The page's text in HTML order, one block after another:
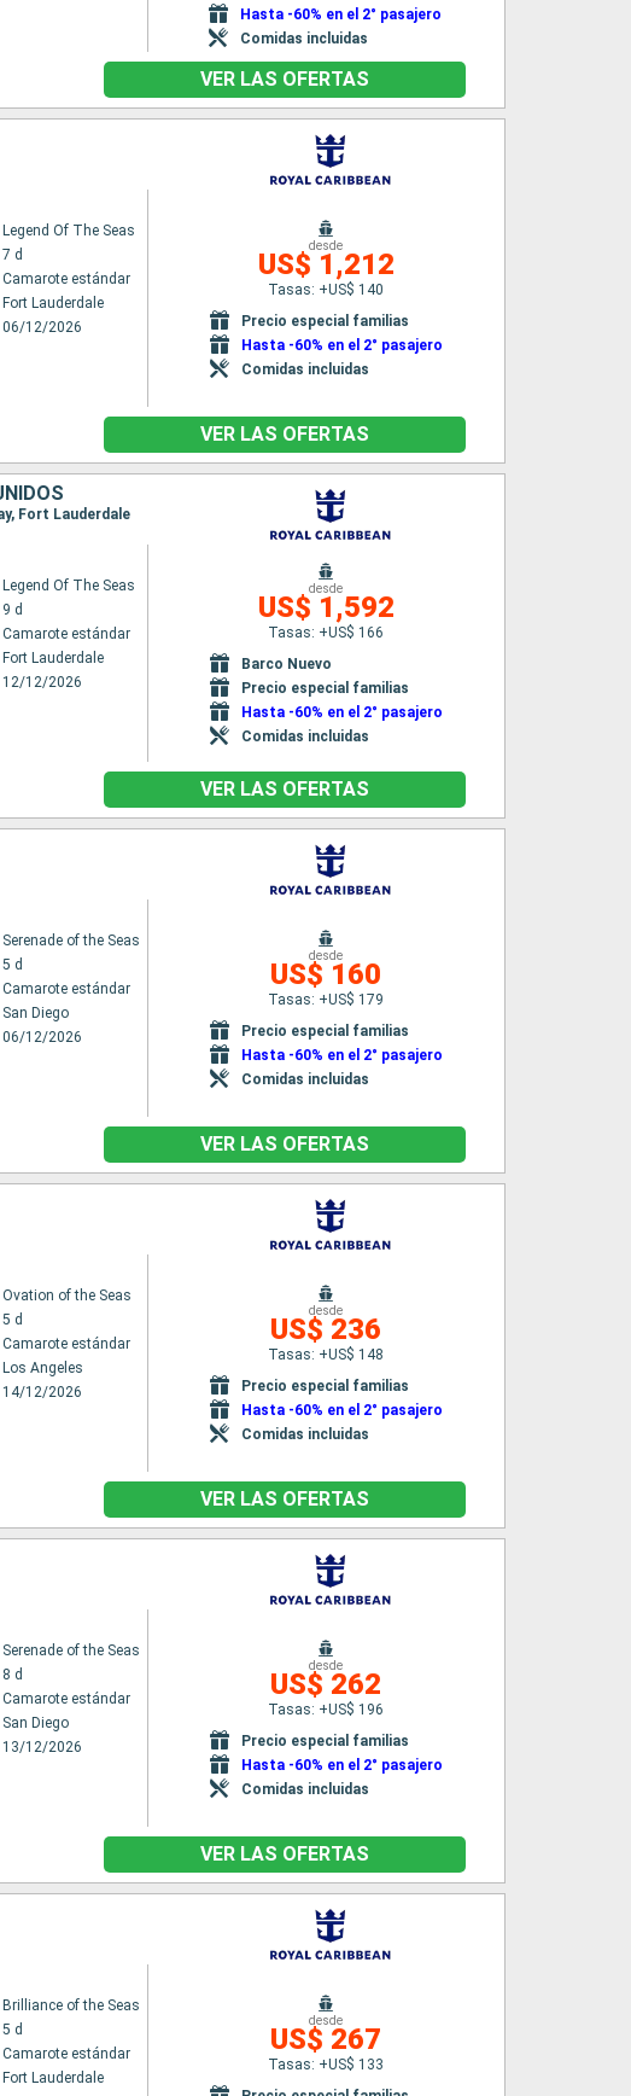
Hasta -60% en el 2° pasajero
Comidas incluidas
VER LAS OFERTAS
Legend Of The Seas
7 d
Camarote estándar
Fort Lauderdale
06/12/2026
desde
US$ 1,212
Tasas: +US$ 140
Precio especial familias
Hasta -60% en el 2° pasajero
Comidas incluidas
VER LAS OFERTAS
Fort Lauderdale
Legend Of The Seas
9 d
Camarote estándar
Fort Lauderdale
12/12/2026
desde
US$ 1,592
Tasas: +US$ 166
Barco Nuevo
Precio especial familias
Hasta -60% en el 2° pasajero
Comidas incluidas
VER LAS OFERTAS
Serenade of the Seas
5 d
Camarote estándar
San Diego
06/12/2026
desde
US$ 160
Tasas: +US$ 179
Precio especial familias
Hasta -60% en el 2° pasajero
Comidas incluidas
VER LAS OFERTAS
Ovation of the Seas
5 d
Camarote estándar
Los Angeles
14/12/2026
desde
US$ 236
Tasas: +US$ 148
Precio especial familias
Hasta -60% en el 2° pasajero
Comidas incluidas
VER LAS OFERTAS
Serenade of the Seas
8 d
Camarote estándar
San Diego
13/12/2026
desde
US$ 262
Tasas: +US$ 196
Precio especial familias
Hasta -60% en el 2° pasajero
Comidas incluidas
VER LAS OFERTAS
Brilliance of the Seas
5 d
Camarote estándar
Fort Lauderdale
desde
US$ 267
Tasas: +US$ 133